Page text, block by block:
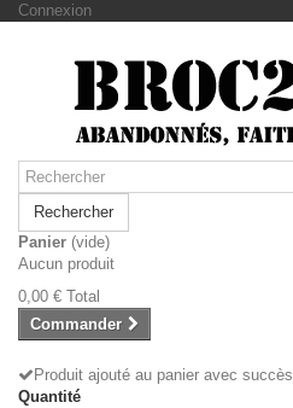
Connexion
Rechercher
Panier (vide)
Aucun produit
0,00 € Total
Commander
Produit ajouté au panier avec succès
Quantité